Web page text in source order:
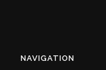
NAVIGATION